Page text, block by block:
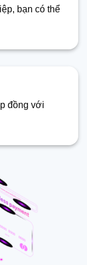
bạn có thể
đồng với